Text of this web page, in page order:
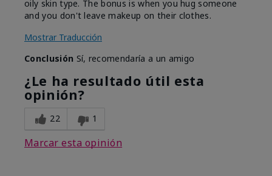
oily skin type. The bonus is when you hug someone
and you don't leave makeup on their clothes.
Mostrar Traducción
Conclusión Sí, recomendaría a un amigo
¿Le ha resultado útil esta
opinión?
22 1
Marcar esta opinión